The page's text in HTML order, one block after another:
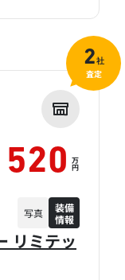
リミテッ
520 万
円
写真
装備
情報
2社
査定